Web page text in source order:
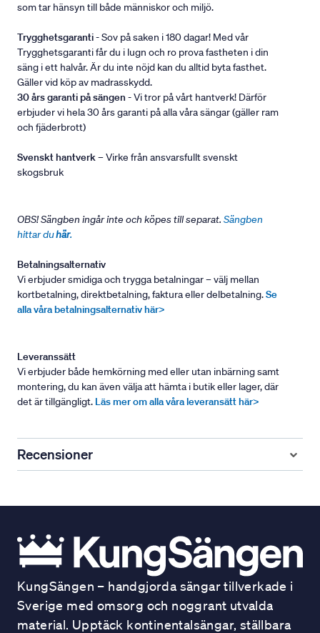
som tar hänsyn till både människor och miljö.
Trygghetsgaranti- Sov på saken i 180 dagar! Med vår
Trygghetsgaranti får du i lugn och ro prova fastheten i din
säng i ett halvår. Är du inte nöjd kan du alltid byta fasthet.
Gäller vid köp av madrasskydd.
30 års garanti på sängen - Vi tror på vårt hantverk! Därför
erbjuder vi hela 30 års garanti på alla våra sängar (gäller ram
och fjäderbrott)
Svenskt hantverk– Virke från ansvarsfullt svenskt
skogsbruk
OBS! Sängben ingår inte och köpes till separat. Sängben
hittar duhär.
Betalningsalternativ
Vi erbjuder smidiga och trygga betalningar – välj mellan
kortbetalning, direktbetalning, faktura eller delbetalning.Se
alla våra betalningsalternativ här>
Leveranssätt
Vi erbjuder både hemkörning med eller utan inbärning samt
montering, du kan även välja att hämta i butik eller lager, där
det är tillgängligt. Läs mer om alla våra leveransätt här>
Recensioner
KungSängen – handgjorda sängar tillverkade i
Sverige med omsorg och noggrant utvalda
material. Upptäck kontinentalsängar, ställbara